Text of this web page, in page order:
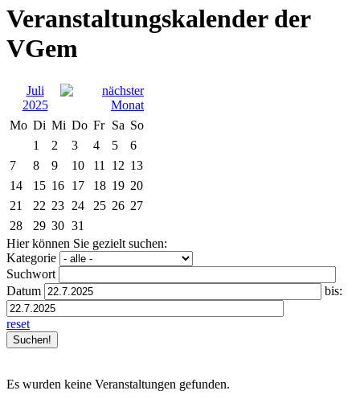
Veranstaltungskalender der
VGem
Juli
2025
Mo Di Mi Do Fr Sa So
1
2 3 4 5
6
7
8 9 10 11 12 13
14
15 16 17 18 19 20
21
22 23 24 25 26 27
28
29 30 31
Hier können Sie gezielt suchen:
Kategorie
Suchwort
Datum
bis:
reset
Es wurden keine Veranstaltungen gefunden.